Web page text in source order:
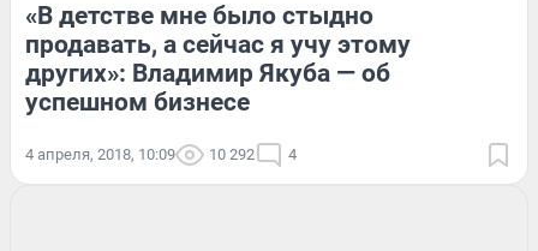
«В детстве мне было стыдно
продавать, а сейчас я учу этому
других»: Владимир Якуба — об
успешном бизнесе
4 апреля, 2018, 10:09 10 292 4